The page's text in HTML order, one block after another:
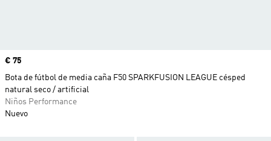
Precio
€ 75
Bota de fútbol de media caña F50 SPARKFUSION LEAGUE césped
natural seco / artificial
Niños Performance
Nuevo